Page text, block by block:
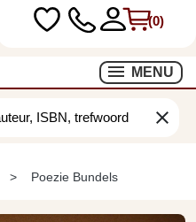
(0)
MENU
clear
Poezie Bundels